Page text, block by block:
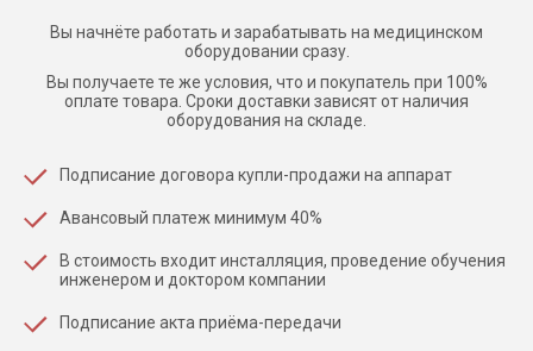
Вы начнёте работать и зарабатывать на медицинском
оборудовании сразу.
Вы получаете те же условия, что и покупатель при 100%
оплате товара. Сроки доставки зависят от наличия
оборудования на складе.
Подписание договора купли-продажи на аппарат
Авансовый платеж минимум 40%
В стоимость входит инсталляция, проведение обучения
инженером и доктором компании
Подписание акта приёма-передачи